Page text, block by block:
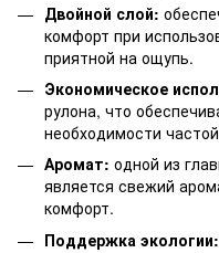
Двойной слой:
комфорт при
приятной на ощупь.
Экономическое
рулона, что
необходимости
Аромат: одной из
является свежий
комфорт.
Поддержка экологии: